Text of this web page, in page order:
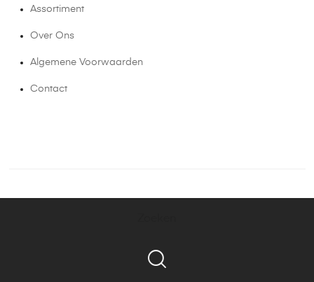
Assortiment
Over Ons
Algemene Voorwaarden
Contact